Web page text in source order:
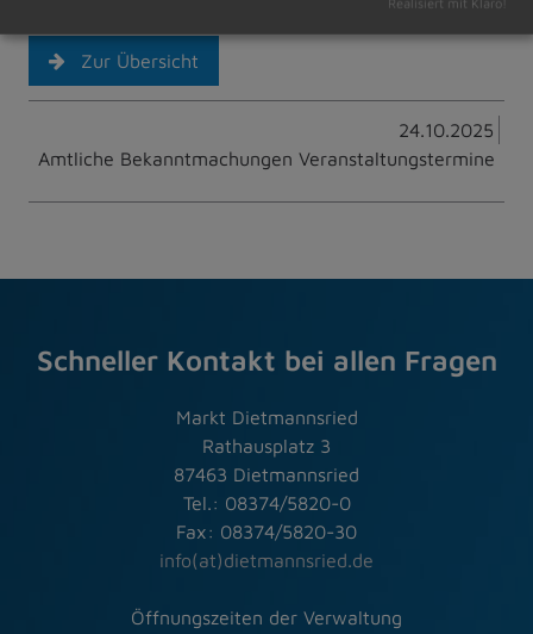
Zur Übersicht
24.10.2025
Amtliche Bekanntmachungen Veranstaltungstermine
Schneller Kontakt bei allen Fragen
Markt Dietmannsried
Rathausplatz 3
87463 Dietmannsried
Tel.: 08374/5820-0
Fax: 08374/5820-30
info(at)dietmannsried.de
Öffnungszeiten der Verwaltung